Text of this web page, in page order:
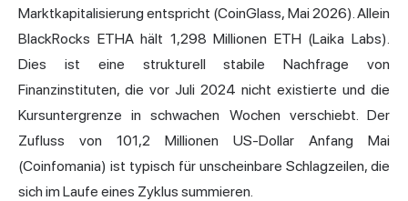
Marktkapitalisierung entspricht (CoinGlass, Mai 2026). Allein
BlackRocks ETHA hält 1,298 Millionen ETH (Laika Labs).
Dies ist eine strukturell stabile Nachfrage von
Finanzinstituten, die vor Juli 2024 nicht existierte und die
Kursuntergrenze in schwachen Wochen verschiebt. Der
Zufluss von 101,2 Millionen US-Dollar Anfang Mai
(Coinfomania) ist typisch für unscheinbare Schlagzeilen, die
sich im Laufe eines Zyklus summieren.